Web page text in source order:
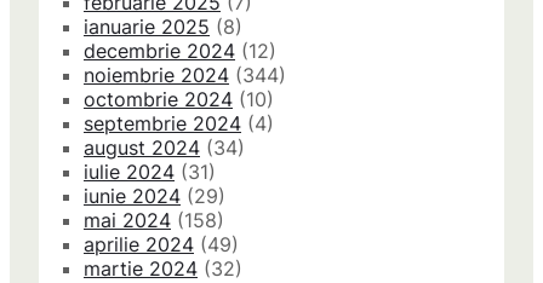
ianuarie 2025 (8)
decembrie 2024 (12)
noiembrie 2024 (344)
octombrie 2024 (10)
septembrie 2024 (4)
august 2024 (34)
iulie 2024 (31)
iunie 2024 (29)
mai 2024 (158)
aprilie 2024 (49)
martie 2024 (32)